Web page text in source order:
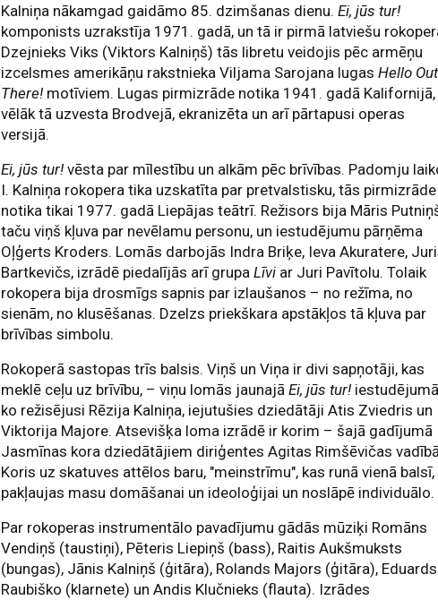
Kalniņa nākamgad gaidāmo 85. dzimšanas dienu.Ei, jūs tur!
komponists uzrakstīja 1971. gadā, un tā ir pirmā latviešu
Dzejnieks Viks (Viktors Kalniņš) tās libretu veidojis pēc armēņu
izcelsmes amerikāņu rakstnieka Viljama Sarojana lugasHello Out
There! motīviem. Lugas pirmizrāde notika 1941. gadā Kalifornijā,
vēlāk tā uzvesta Brodvejā, ekranizēta un arī pārtapusi operas
versijā.
Ei, jūs tur! vēsta par mīlestību un alkām pēc brīvības. Padomju
I. Kalniņa rokopera tika uzskatīta par pretvalstisku, tās pirmizrāde
notika tikai 1977. gadā Liepājas teātrī. Režisors bija Māris
taču viņš kļuva par nevēlamu personu, un iestudējumu pārņēma
Oļģerts Kroders. Lomās darbojās Indra Briķe, Ieva Akuratere,
Bartkevičs, izrādē piedalījās arī grupaLīvi ar Juri Pavītolu. Tolaik
rokopera bija drosmīgs sapnis par izlaušanos – no režīma, no
sienām, no klusēšanas. Dzelzs priekškara apstākļos tā kļuva par
brīvības simbolu.
Rokoperā sastopas trīs balsis. Viņš un Viņa ir divi sapņotāji, kas
meklē ceļu uz brīvību, – viņu lomās jaunajāEi, jūs tur!
ko režisējusi Rēzija Kalniņa, iejutušies dziedātāji Atis Zviedris un
Viktorija Majore. Atsevišķa loma izrādē ir korim – šajā gadījumā
Jasmīnas kora dziedātājiem diriģentes Agitas Rimšēvičas
Koris uz skatuves attēlos baru, "meinstrīmu", kas runā vienā balsī,
pakļaujas masu domāšanai un ideoloģijai un noslāpē individuālo.
Par rokoperas instrumentālo pavadījumu gādās mūziķi Romāns
Vendiņš (taustiņi), Pēteris Liepiņš (bass), Raitis Aukšmuksts
(bungas), Jānis Kalniņš (ģitāra), Rolands Majors (ģitāra), Eduards
Raubiško (klarnete) un Andis Klučnieks (flauta). Izrādes